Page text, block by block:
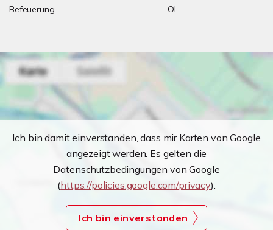
Befeuerung
Öl
Ich bin damit einverstanden, dass mir Karten von Google
angezeigt werden. Es gelten die
Datenschutzbedingungen von Google
(https://policies.google.com/privacy).
Ich bin einverstanden